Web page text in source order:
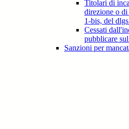
Titolari di
direzione o
1-bis, del
Cessati
pubblicare
Sanzioni per